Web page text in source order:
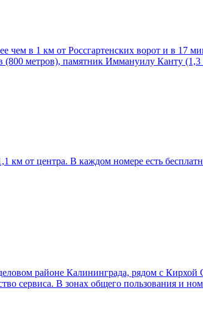
в 1 км от Россгартенских ворот и в 17
(800 метров), памятник Иммануилу Канту
км от центра. В каждом номере есть
районе Калининграда, рядом с
сервиса. В зонах общего пользования и